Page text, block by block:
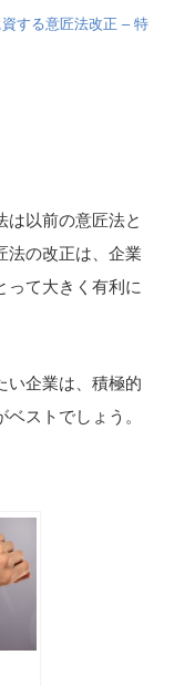
する意匠法改正 – 特
は以前の意匠法と
法の改正は、企業
って大きく有利に
い企業は、積極的
ストでしょう。